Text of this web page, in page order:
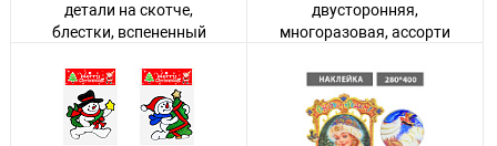
детали на скотче,
блестки, вспененный
Авторизуйтесь, чтобы
увидеть цену
13 товаров
двусторонняя,
многоразовая, ассорти
выбора дизайна), пакет,
европодвес
Авторизуйтесь
увидеть цену